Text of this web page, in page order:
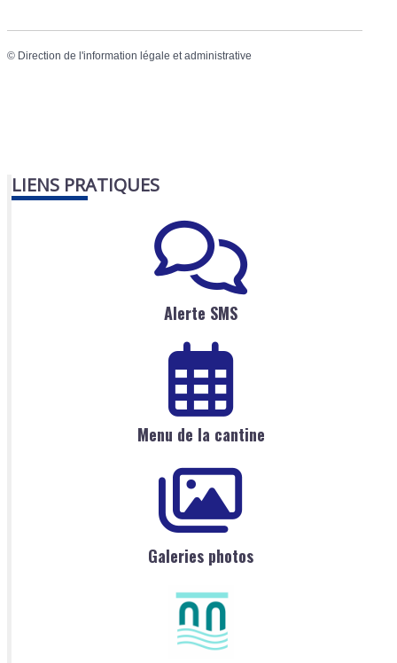
© Direction de l'information légale et administrative
LIENS PRATIQUES
Alerte SMS
Menu de la cantine
Galeries photos